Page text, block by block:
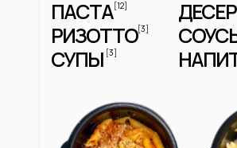
ПАСТА
РИЗОТТО
СУПЫ
[12]
[3]
[3]